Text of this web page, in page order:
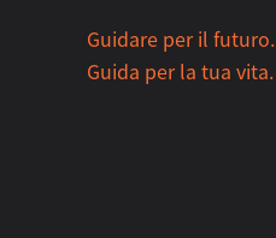
Guidare per il futuro.
Guida per la tua vita.